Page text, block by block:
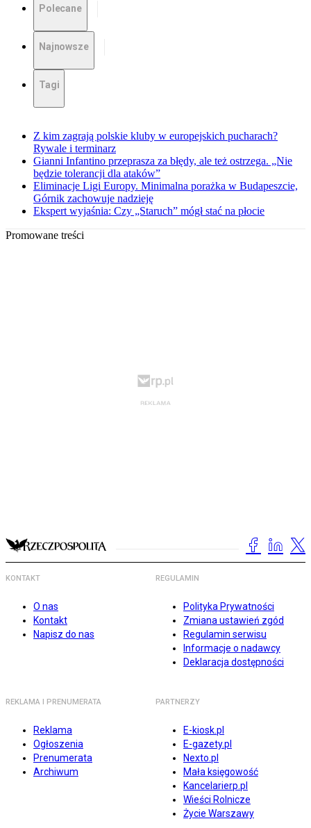
Polecane
Najnowsze
Tagi
Z kim zagrają polskie kluby w europejskich pucharach?
Rywale i terminarz
Gianni Infantino przeprasza za błędy, ale też ostrzega. „Nie
będzie tolerancji dla ataków”
Eliminacje Ligi Europy. Minimalna porażka w Budapeszcie,
Górnik zachowuje nadzieję
Ekspert wyjaśnia: Czy „Staruch” mógł stać na płocie
Promowane treści
KONTAKT
O nas
Kontakt
Napisz do nas
REGULAMIN
Polityka Prywatności
Zmiana ustawień zgód
Regulamin serwisu
Informacje o nadawcy
Deklaracja dostępności
REKLAMA I PRENUMERATA
Reklama
Ogłoszenia
Prenumerata
Archiwum
PARTNERZY
E-kiosk.pl
E-gazety.pl
Nexto.pl
Mała księgowość
Kancelarierp.pl
Wieści Rolnicze
Życie Warszawy